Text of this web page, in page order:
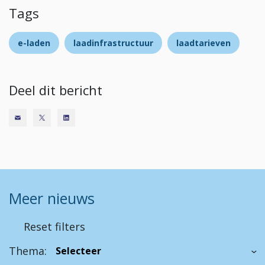
Tags
e-laden laadinfrastructuur laadtarieven
Deel dit bericht
Meer nieuws
Reset filters
Thema: